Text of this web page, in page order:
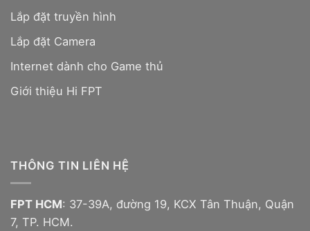
Lắp đặt truyền hình
Lắp đặt Camera
Internet dành cho Game thủ
Giới thiệu Hi FPT
THÔNG TIN LIÊN HỆ
FPT HCM: 37-39A, đường 19, KCX Tân Thuận, Quận
7, TP. HCM.